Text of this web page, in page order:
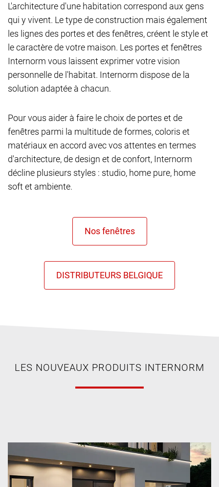
L'architecture d'une habitation correspond aux gens
qui y vivent. Le type de construction mais également
les lignes des portes et des fenêtres, créent le style et
le caractère de votre maison. Les portes et fenêtres
Internorm vous laissent exprimer votre vision
personnelle de l'habitat. Internorm dispose de la
solution adaptée à chacun.
Pour vous aider à faire le choix de portes et de
fenêtres parmi la multitude de formes, coloris et
matériaux en accord avec vos attentes en termes
d'architecture, de design et de confort, Internorm
décline plusieurs styles : studio, home pure, home
soft et ambiente.
LES NOUVEAUX PRODUITS INTERNORM